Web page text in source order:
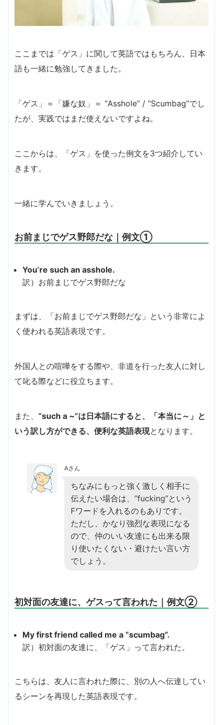
ここまでは「ゲス」に関して英語ではもちろん、日本
語も一緒に勉強してきました。
「ゲス」＝「嫌な奴」＝ “Asshole” / “Scumbag”でし
たが、実践ではまだ使えないですよね。
ここからは、「ゲス」を使った例文を3つ紹介してい
きます。
一緒に学んでいきましょう。
お前まじでゲス野郎だな｜例文①
You’re such an asshole.
訳）お前まじでゲス野郎だな
まずは、「お前まじでゲス野郎だな」という非常によ
く使われる英語表現です。
外国人との喧嘩をする際や、非道を行った友人に対し
て叱る際などに役立ちます。
また、 “such a ~”は日本語にすると、「本当に～」と
いう訳し方ができる、便利な英語表現となります。
Aさん
ちなみにもっと強く激しく相手に
伝えたい場合は、”fucking”という
Fワードを入れるのもありです。
ただし、かなり強烈な表現になる
ので、仲のいい友達にも出来る限
り使いたくない・避けたい言い方
でしょう。
初対面の友達に、ゲスって言われた｜例文②
My first friend called me a “scumbag”.
訳）初対面の友達に、「ゲス」って言われた。
こちらは、友人に言われた際に、別の人へ伝達してい
るシーンを再現した英語表現です。